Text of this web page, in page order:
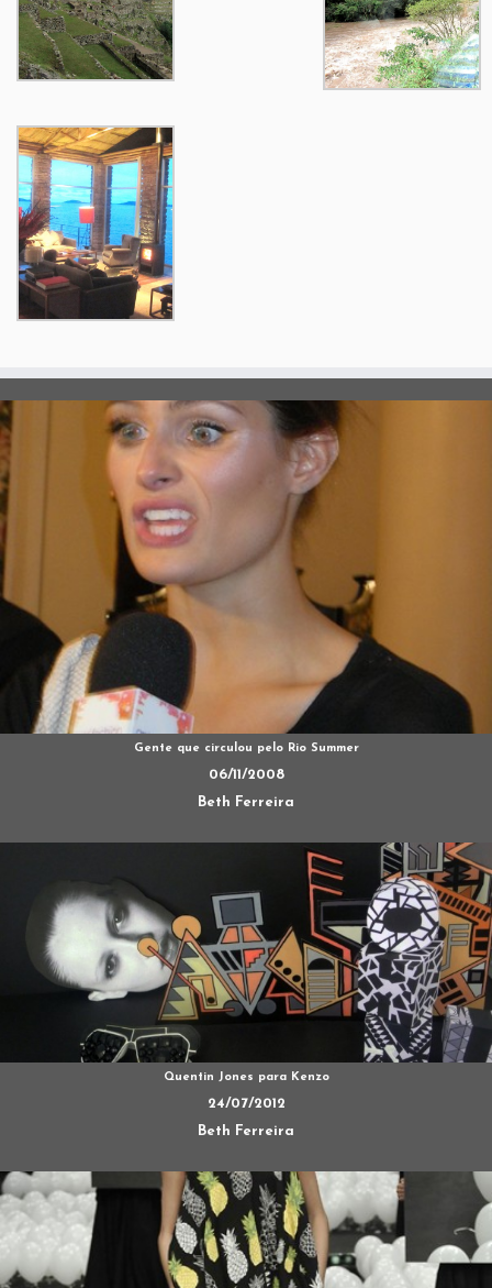
Gente que circulou pelo Rio Summer
06/11/2008
Beth Ferreira
Quentin Jones para Kenzo
24/07/2012
Beth Ferreira